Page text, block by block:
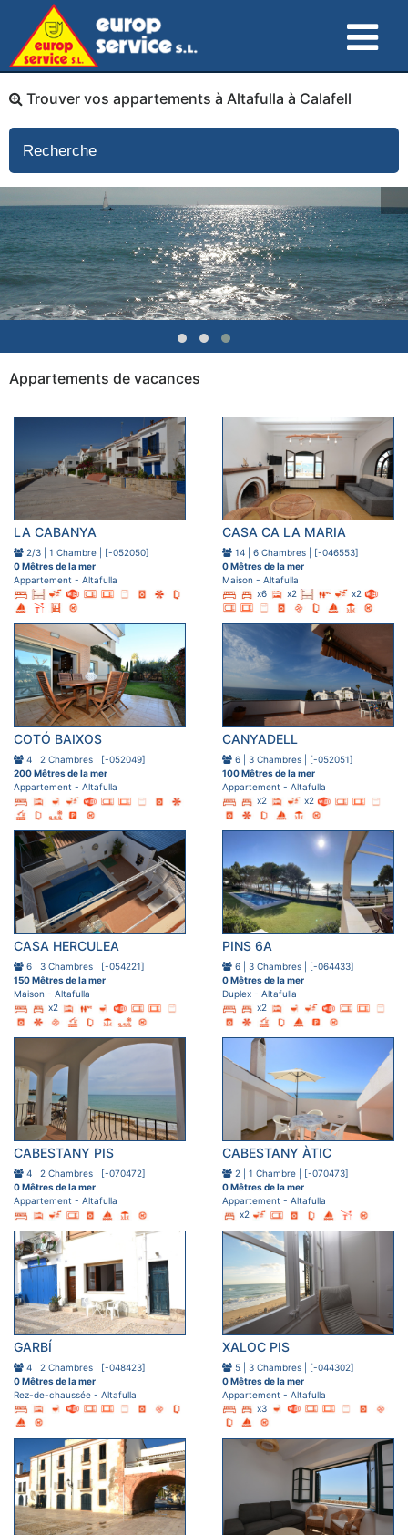
Trouver vos appartements à Altafulla à Calafell
Appartements de vacances
LA CABANYA
2/3 | 1 Chambre | [-052050]
0 Mêtres de la mer
Appartement - Altafulla
CASA CA LA MARIA
14 | 6 Chambres | [-046553]
0 Mêtres de la mer
Maison - Altafulla
x6
x2 x2
COTÓ BAIXOS
4 | 2 Chambres | [-052049]
200 Mêtres de la mer
Appartement - Altafulla
CANYADELL
6 | 3 Chambres | [-052051]
100 Mêtres de la mer
Appartement - Altafulla
x2
x2
CASA HERCULEA
6 | 3 Chambres | [-054221]
150 Mêtres de la mer
Maison - Altafulla
x2
PINS 6A
6 | 3 Chambres | [-064433]
0 Mêtres de la mer
Duplex - Altafulla
x2
CABESTANY PIS
4 | 2 Chambres | [-070472]
0 Mêtres de la mer
Appartement - Altafulla
CABESTANY ÀTIC
2 | 1 Chambre | [-070473]
0 Mêtres de la mer
Appartement - Altafulla
x2
GARBÍ
4 | 2 Chambres | [-048423]
0 Mêtres de la mer
Rez-de-chaussée - Altafulla
XALOC PIS
5 | 3 Chambres | [-044302]
0 Mêtres de la mer
Appartement - Altafulla
x3